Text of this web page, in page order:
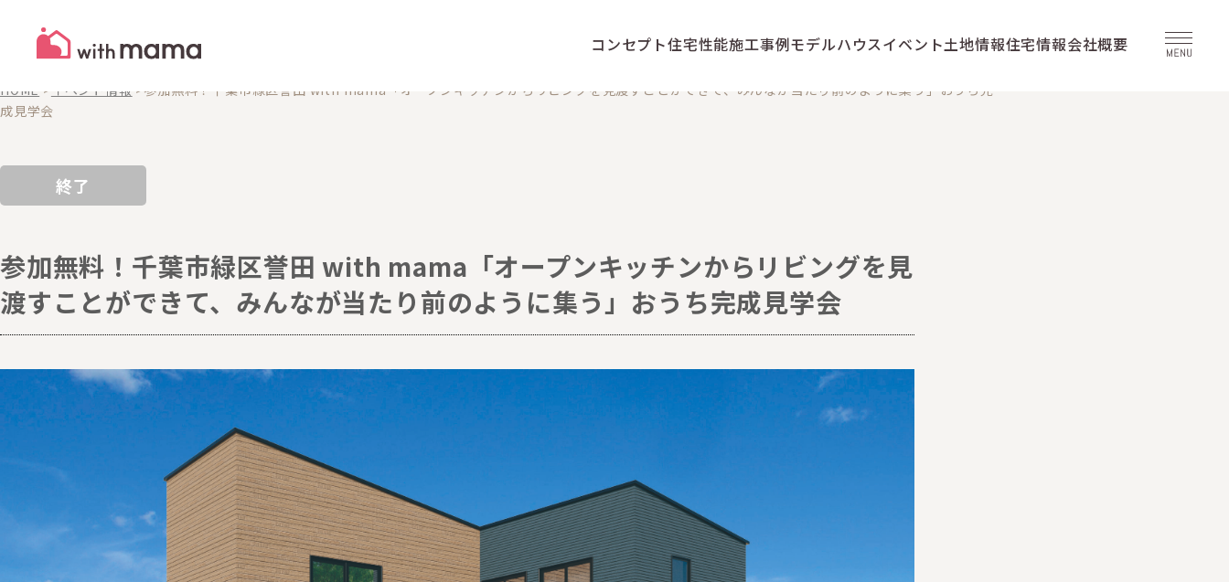
コンセプト住宅性能施工事例モデルハウスイベント土地情報住宅情報会社概要
EVENTS
HOME > イベント情報 >参加無料！千葉市緑区誉田 with mama「オープンキッチンからリビングを見渡すことができて、みんなが当たり前のように集う」おうち完
成見学会
終了
参加無料！千葉市緑区誉田 with mama「オープンキッチンからリビングを見
渡すことができて、みんなが当たり前のように集う」おうち完成見学会